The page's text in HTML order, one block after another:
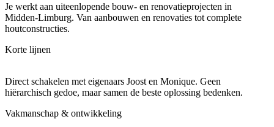
Je werkt aan uiteenlopende bouw- en renovatieprojecten in
Midden-Limburg. Van aanbouwen en renovaties tot complete
houtconstructies.
Korte lijnen
Direct schakelen met eigenaars Joost en Monique. Geen
hiërarchisch gedoe, maar samen de beste oplossing bedenken.
Vakmanschap & ontwikkeling